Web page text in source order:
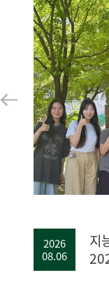
2026
08.06
지